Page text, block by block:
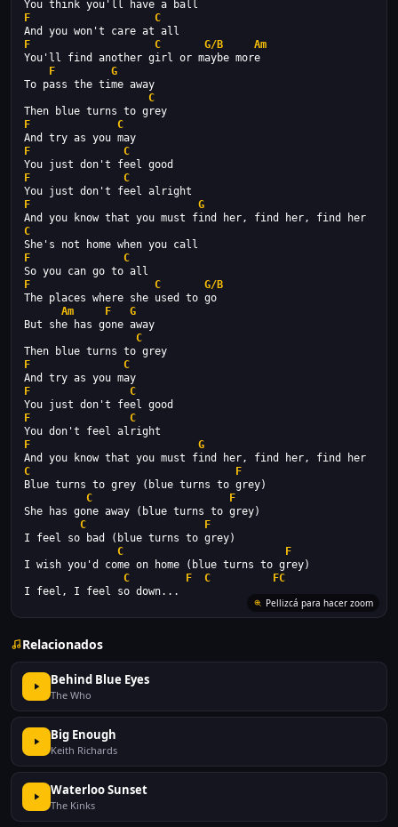
You think you'll have a ball
F
C
And you won't care at all
F
C G/B
Am
You'll find another girl or maybe more
F
G
To pass the time away
C
Then blue turns to grey
F
C
And try as you may
F
C
You just don't feel good
F
C
You just don't feel alright
F
G
And you know that you must find her, find her, find her
C
She's not home when you call
F
C
So you can go to all
F
C
G/B
The places where she used to go
Am
F
G
But she has gone away
C
Then blue turns to grey
F
C
And try as you may
F
C
You just don't feel good
F
C
You don't feel alright
F
G
And you know that you must find her, find her, find her
C
F
Blue turns to grey (blue turns to grey)
C
F
She has gone away (blue turns to grey)
C
F
I feel so bad (blue turns to grey)
C
F
I wish you'd come on home (blue turns to grey)
C
F C
FC
I feel, I feel so down...
Pellizcá para hacer zoom
Relacionados
Behind Blue Eyes
The Who
Big Enough
Keith Richards
Waterloo Sunset
The Kinks